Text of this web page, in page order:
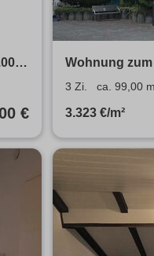
€
Wohnung
€ 99 m²
3 Zi. ca. 99,00
3.323 €/m²